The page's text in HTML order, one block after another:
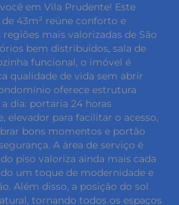
em Vila Prudente! Este
43m² reúne conforto e
mais valorizadas de São
bem distribuídos, sala de
funcional, o imóvel é
qualidade de vida sem abrir
oferece estrutura
dia: portaria 24 horas
elevador para facilitar o acesso,
bons momentos e portão
A área de serviço é
piso valoriza ainda mais cada
um toque de modernidade e
Além disso, a posição do sol
tornando todos os espaços